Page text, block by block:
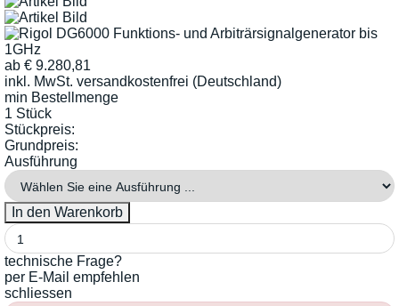
ab € 9.280,81
inkl. MwSt. versandkostenfrei (Deutschland)
min Bestellmenge
1 Stück
Stückpreis:
Grundpreis:
Ausführung
technische Frage?
per E-Mail empfehlen
schliessen